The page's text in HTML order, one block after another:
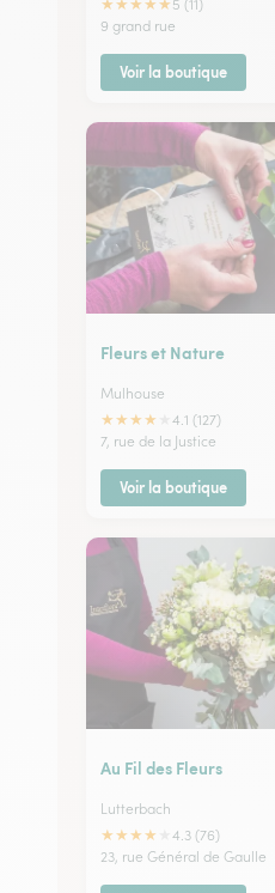
★★★★★ 5 (11)
9 grand rue
Voir la boutique
Fleurs et Nature
Mulhouse
★★★★
4.1 (127)
7, rue de la Justice
Voir la boutique
Au Fil des Fleurs
Lutterbach
★★★★
4.3 (76)
23, rue Général de Gaulle